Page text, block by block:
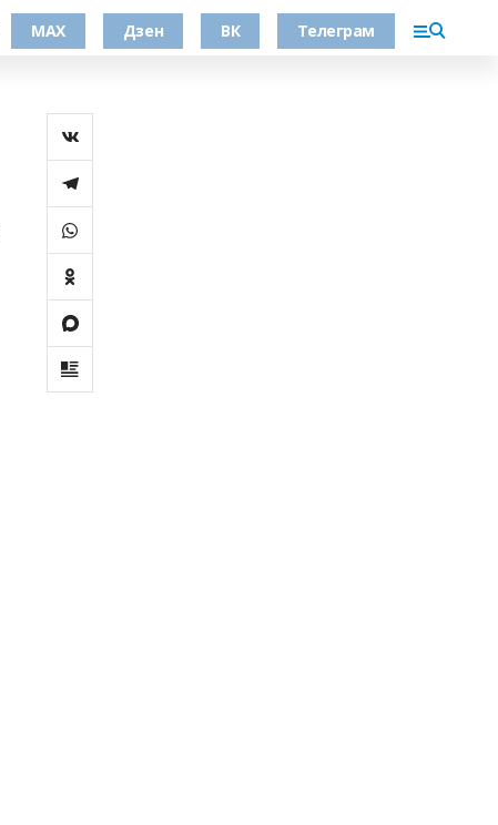
МАХ Дзен ВК Телеграм